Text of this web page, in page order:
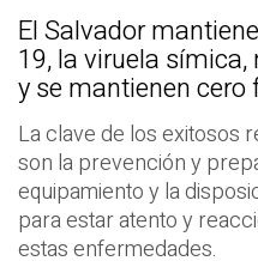
El Salvador
19, la viruela
y se mantienen
La clave de los exitosos
son la prevención y
equipamiento y la
para estar atento y
estas enfermedades.